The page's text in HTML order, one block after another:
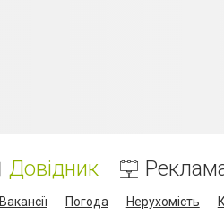
Довідник
Вакансії Погода Нерухомість